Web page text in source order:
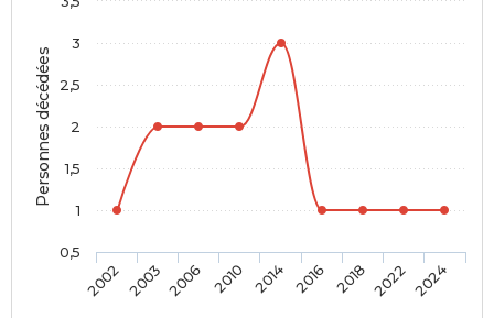
Personnes décédées
2002 2003 2006 2010 2014 2016 2018 2022 2024
0,5
1
1,5
2
2,5
3